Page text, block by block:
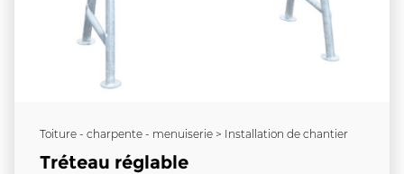
Toiture - charpente - menuiserie > Installation de chantier
Tréteau réglable